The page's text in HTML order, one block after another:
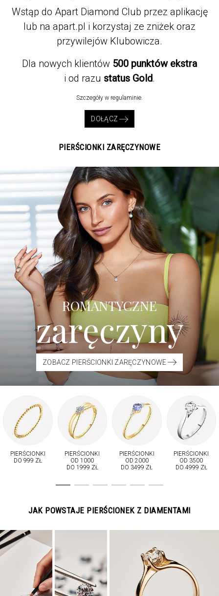
Wstąp do Apart Diamond Club przez aplikację
lub na apart.pl i korzystaj ze zniżek oraz
przywilejów Klubowicza.
Dla nowych klientów 500 punktów ekstra
i od razu status Gold.
Szczegóły w regulaminie.
DOŁĄCZ
PIERŚCIONKI ZARĘCZYNOWE
ROMANTYCZNE
zaręczyny
ZOBACZ PIERŚCIONKI ZARĘCZYNOWE
PIERŚCIONKI
DO 999 ZŁ
PIERŚCIONKI
OD 1000
DO 1999 ZŁ
PIERŚCIONKI
OD 2000
DO 3499 ZŁ
PIERŚCIONKI
OD 3500
DO 4999 ZŁ
JAK POWSTAJE PIERŚCIONEK Z DIAMENTAMI